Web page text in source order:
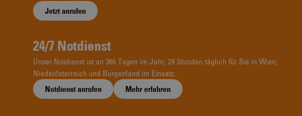
Jetzt anrufen
24/7 Notdienst
Unser Notdienst ist an 365 Tagen im Jahr, 24 Stunden täglich für Sie in Wien,
Niederösterreich und Burgenland im Einsatz.
Notdienst anrufen
Mehr erfahren